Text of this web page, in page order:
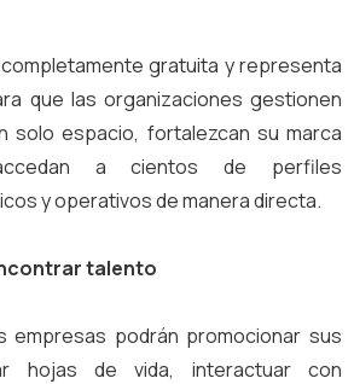
gratuita y representa
que las organizaciones gestionen
solo espacio, fortalezcan su marca
a cientos de perfiles
y operativos de manera directa.
talento
empresas podrán promocionar sus
hojas de vida, interactuar con